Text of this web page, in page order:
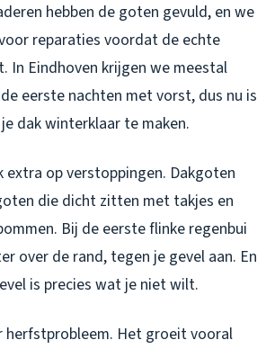
hebben de goten gevuld, en we
reparaties voordat de echte
In Eindhoven krijgen we meestal
eerste nachten met vorst, dus nu is
dak winterklaar te maken.
extra op verstoppingen. Dakgoten
die dicht zitten met takjes en
Bij de eerste flinke regenbui
over de rand, tegen je gevel aan. En
is precies wat je niet wilt.
herfstprobleem. Het groeit vooral